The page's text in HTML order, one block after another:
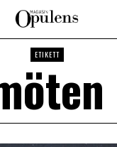
ETIKETT